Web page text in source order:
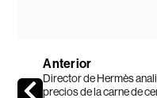
Anterior
Director de Hermès
precios de la carne de